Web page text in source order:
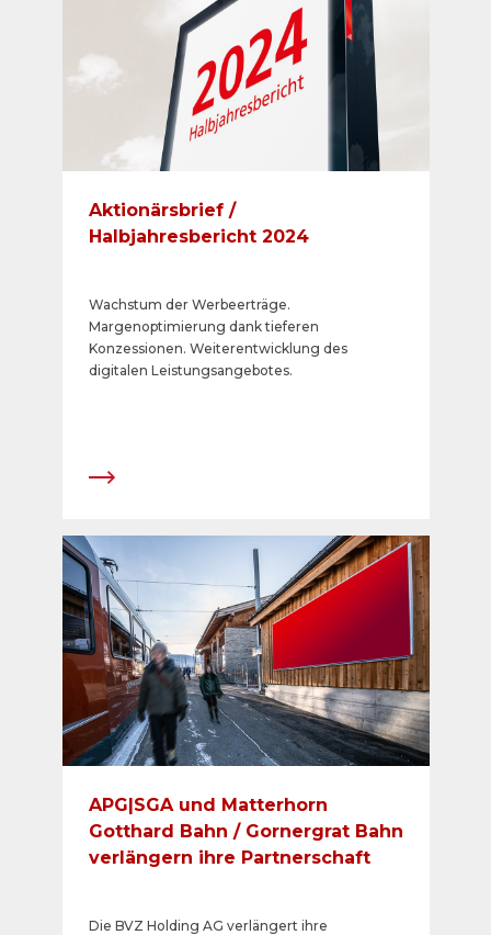
Aktionärsbrief /
Halbjahresbericht 2024
Wachstum der Werbeerträge.
Margenoptimierung dank tieferen
Konzessionen. Weiterentwicklung des
digitalen Leistungsangebotes.
APG|SGA und Matterhorn
Gotthard Bahn / Gornergrat Bahn
verlängern ihre Partnerschaft
Die BVZ Holding AG verlängert ihre